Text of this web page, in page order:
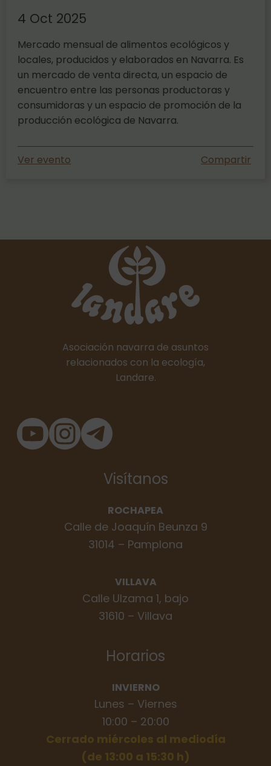
4 Oct 2025
Mercado mensual de alimentos ecológicos y
locales, producidos y elaborados en Navarra. Es
un mercado de venta directa, un espacio de
encuentro entre las personas productoras y
consumidoras y un espacio de promoción de la
producción ecológica de Navarra.
Ver evento Compartir
Asociación navarra de asuntos
relacionados con la ecología,
Landare.
Visítanos
ROCHAPEA
Calle de Joaquín Beunza 9
31014 – Pamplona
VILLAVA
Calle Ulzama 1, bajo
31610 – Villava
Horarios
INVIERNO
Lunes – Viernes
10:00 – 20:00
Cerrado miércoles al mediodía
(de 13:00 a 15:30 h)